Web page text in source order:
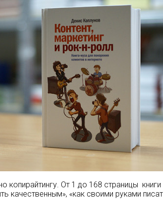
копирайтингу. От 1 до 168 страницы
качественным», «как своими руками